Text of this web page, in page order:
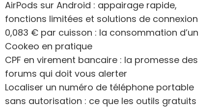
AirPods sur Android : appairage rapide,
fonctions limitées et solutions de connexion
0,083 € par cuisson : la consommation d’un
Cookeo en pratique
CPF en virement bancaire : la promesse des
forums qui doit vous alerter
Localiser un numéro de téléphone portable
sans autorisation : ce que les outils gratuits